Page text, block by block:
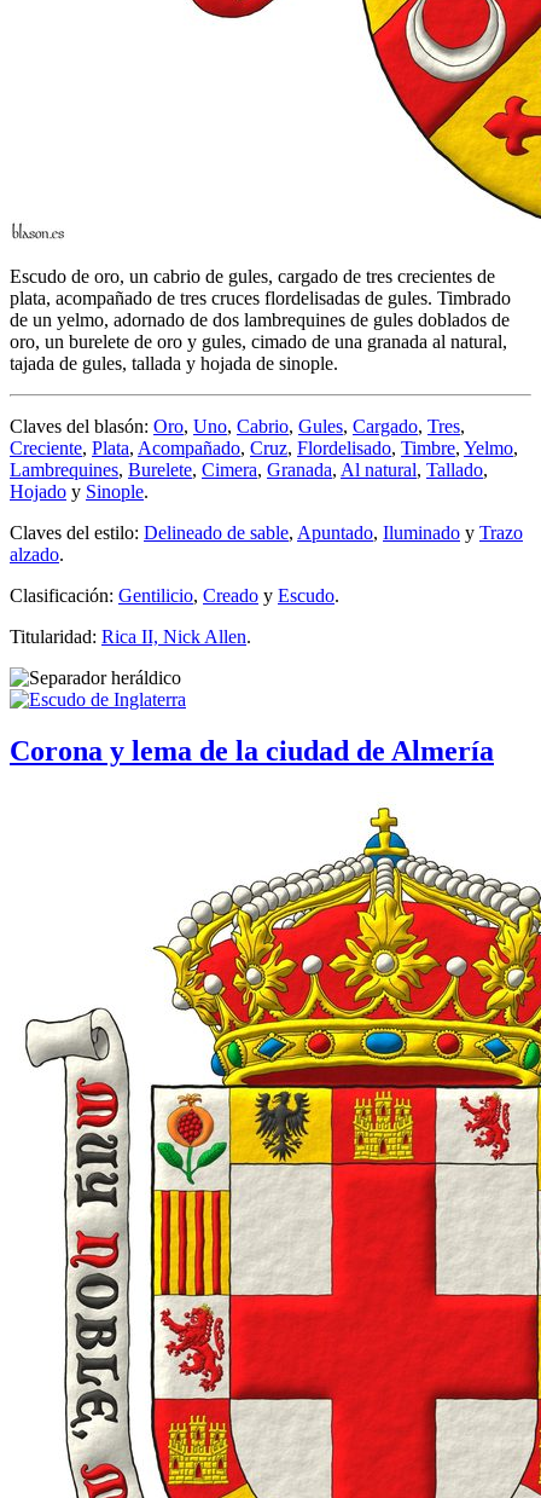
Escudo de oro, un cabrio de gules, cargado de tres crecientes de
plata, acompañado de tres cruces flordelisadas de gules. Timbrado
de un yelmo, adornado de dos lambrequines de gules doblados de
oro, un burelete de oro y gules, cimado de una granada al natural,
tajada de gules, tallada y hojada de sinople.
Claves del blasón: Oro, Uno, Cabrio, Gules, Cargado, Tres,
Creciente, Plata, Acompañado, Cruz, Flordelisado, Timbre, Yelmo,
Lambrequines, Burelete, Cimera, Granada, Al natural, Tallado,
Hojado y Sinople.
Claves del estilo: Delineado de sable, Apuntado, Iluminado y Trazo
alzado.
Clasificación: Gentilicio, Creado y Escudo.
Titularidad: Rica II, Nick Allen.
Corona y lema de la ciudad de Almería